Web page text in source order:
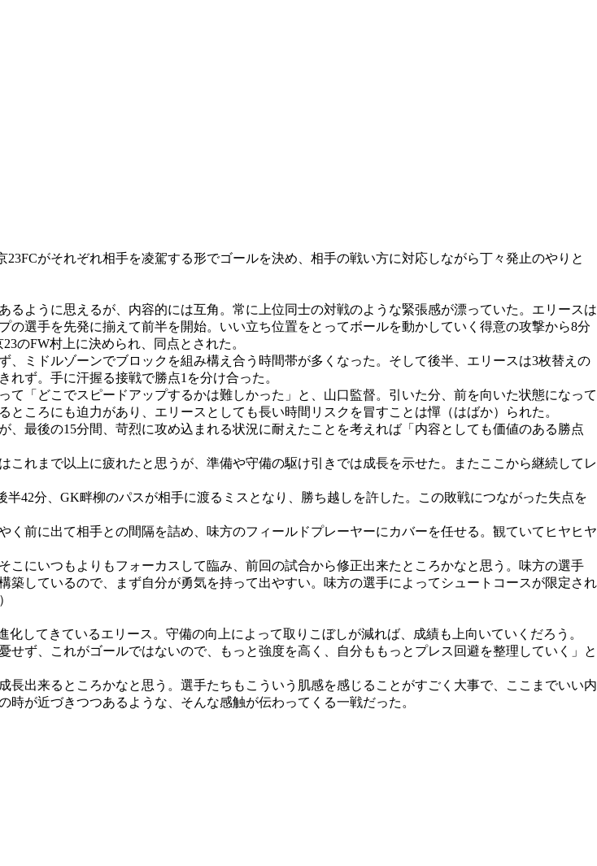
がそれぞれ相手を凌駕する形でゴールを決め、相手の戦い方に対応しながら丁々発止のやりと
ように思えるが、内容的には互角。常に上位同士の対戦のような緊張感が漂っていた。エリースは
選手を先発に揃えて前半を開始。いい立ち位置をとってボールを動かしていく得意の攻撃から8分
のFW村上に決められ、同点とされた。
ミドルゾーンでブロックを組み構え合う時間帯が多くなった。そして後半、エリースは3枚替えの
ず。手に汗握る接戦で勝点1を分け合った。
「どこでスピードアップするかは難しかった」と、山口監督。引いた分、前を向いた状態になって
ころにも迫力があり、エリースとしても長い時間リスクを冒すことは憚（はばか）られた。
最後の15分間、苛烈に攻め込まれる状況に耐えたことを考えれば「内容としても価値のある勝点
れまで以上に疲れたと思うが、準備や守備の駆け引きでは成長を示せた。またここから継続してレ
42分、GK畔柳のパスが相手に渡るミスとなり、勝ち越しを許した。この敗戦につながった失点を
前に出て相手との間隔を詰め、味方のフィールドプレーヤーにカバーを任せる。観ていてヒヤヒヤ
こにいつもよりもフォーカスして臨み、前回の試合から修正出来たところかなと思う。味方の選手
しているので、まず自分が勇気を持って出やすい。味方の選手によってシュートコースが限定され
してきているエリース。守備の向上によって取りこぼしが減れば、成績も上向いていくだろう。
ず、これがゴールではないので、もっと強度を高く、自分ももっとプレス回避を整理していく」と
長出来るところかなと思う。選手たちもこういう肌感を感じることがすごく大事で、ここまでいい内
が近づきつつあるような、そんな感触が伝わってくる一戦だった。